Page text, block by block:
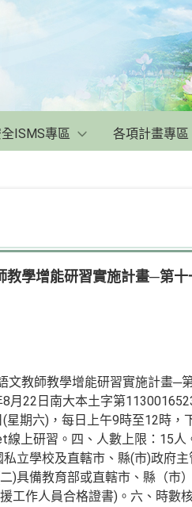
ISMS專區 各項計畫專區
學增能研習實施計畫─第
教師教學增能研習實施計畫─
月22日南大本土字第
期六)，每日上午9時至12時，
上研習。四、人數上限：15人
立學校及直轄市、縣(市)政府
)具備教育部或直轄市、縣（市
工作人員合格證書)。六、時數